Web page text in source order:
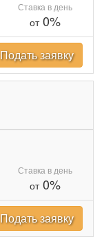
Ставка в день
от0%
Подать заявку
Ставка в день
от0%
Подать заявку